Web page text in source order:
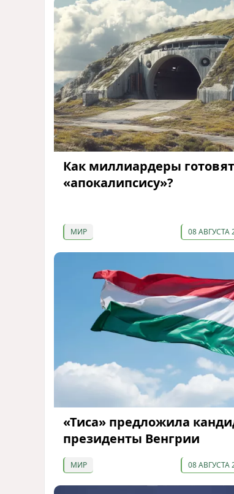
Как миллиардеры
«апокалипсису»?
МИР 08 АВГУСТА
«Тиса» предложила
президенты Венгрии
МИР 08 АВГУСТА